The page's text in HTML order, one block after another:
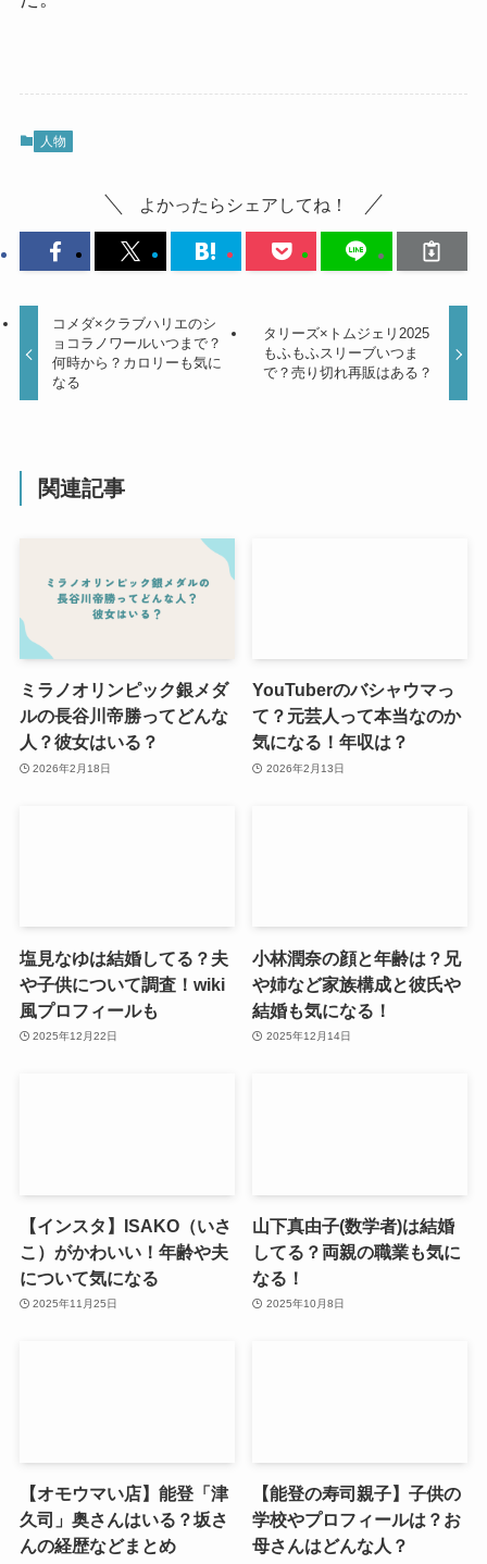
人物
よかったらシェアしてね！
コメダ×クラブハリエのシ
ョコラノワールいつまで？
何時から？カロリーも気に
なる
タリーズ×トムジェリ2025
もふもふスリーブいつま
で？売り切れ再販はある？
関連記事
ミラノオリンピック銀メダ
ルの長谷川帝勝ってどんな
人？彼女はいる？
2026年2月18日
YouTuberのバシャウマっ
て？元芸人って本当なのか
気になる！年収は？
2026年2月13日
塩見なゆは結婚してる？夫
や子供について調査！wiki
風プロフィールも
2025年12月22日
小林潤奈の顔と年齢は？兄
や姉など家族構成と彼氏や
結婚も気になる！
2025年12月14日
【インスタ】ISAKO（いさ
こ）がかわいい！年齢や夫
について気になる
2025年11月25日
山下真由子(数学者)は結婚
してる？両親の職業も気に
なる！
2025年10月8日
【オモウマい店】能登「津
久司」奥さんはいる？坂さ
んの経歴などまとめ
【能登の寿司親子】子供の
学校やプロフィールは？お
母さんはどんな人？